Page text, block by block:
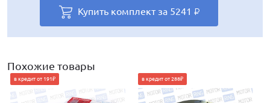
Купить комплект за 5241 ₽
Купить комплект за 5265 ₽
Купить комплект за 5241 ₽
₽
Купить комплект за 5379 ₽
Купить комплект за 5249 ₽
Похожие товары
в кредит от 191₽ в кредит от 288₽